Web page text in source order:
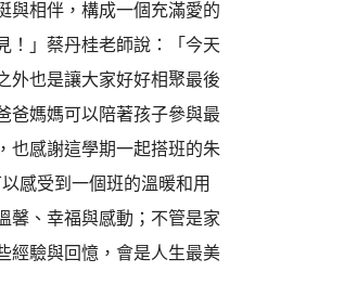
與相伴，構成一個充滿愛的
！」蔡丹桂老師說：「今天
外也是讓大家好好相聚最後
爸媽媽可以陪著孩子參與最
也感謝這學期一起搭班的朱
感受到一個班的溫暖和用
馨、幸福與感動；不管是家
經驗與回憶，會是人生最美